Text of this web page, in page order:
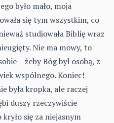
było mało, moja
się tym wszystkim, co
studiowała Biblię wraz
Nie ma mowy, to
– żeby Bóg był osobą, z
wspólnego. Koniec!
była kropka, ale raczej
duszy rzeczywiście
kryło się za niejasnym